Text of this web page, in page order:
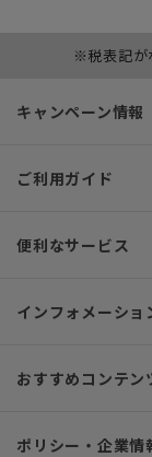
※税表記が
キャンペーン情報
ご利用ガイド
便利なサービス
インフォメーショ
おすすめコンテン
ポリシー・企業情